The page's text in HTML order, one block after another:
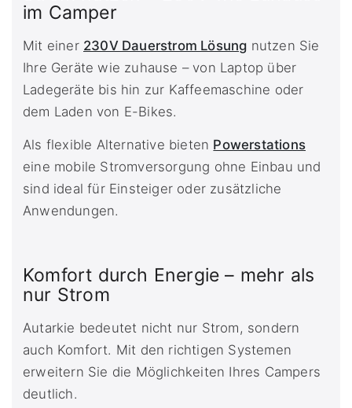
im Camper
Mit einer 230V Dauerstrom Lösung nutzen Sie
Ihre Geräte wie zuhause – von Laptop über
Ladegeräte bis hin zur Kaffeemaschine oder
dem Laden von E-Bikes.
Als flexible Alternative bieten Powerstations
eine mobile Stromversorgung ohne Einbau und
sind ideal für Einsteiger oder zusätzliche
Anwendungen.
Komfort durch Energie – mehr als
nur Strom
Autarkie bedeutet nicht nur Strom, sondern
auch Komfort. Mit den richtigen Systemen
erweitern Sie die Möglichkeiten Ihres Campers
deutlich.